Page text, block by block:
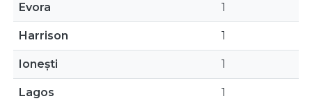
Evora 1
Harrison 1
Ionești 1
Lagos 1